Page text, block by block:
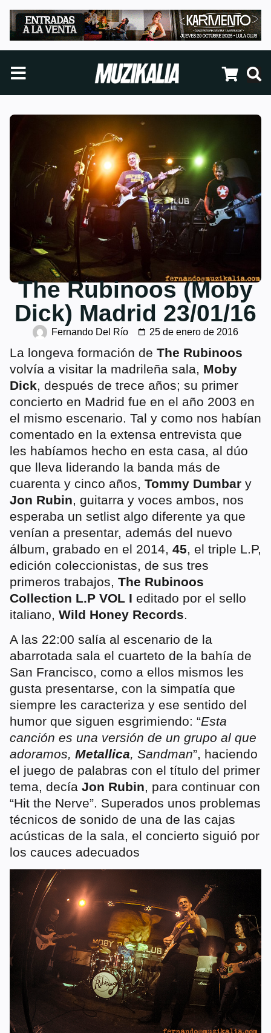
The Rubinoos (Moby
Dick) Madrid 23/01/16
Fernando Del Río 25 de enero de 2016
La longeva formación de The Rubinoos
volvía a visitar la madrileña sala, Moby
Dick, después de trece años; su primer
concierto en Madrid fue en el año 2003 en
el mismo escenario. Tal y como nos habían
comentado en la extensa entrevista que
les habíamos hecho en esta casa, al dúo
que lleva liderando la banda más de
cuarenta y cinco años, Tommy Dumbar y
Jon Rubin, guitarra y voces ambos, nos
esperaba un setlist algo diferente ya que
venían a presentar, además del nuevo
álbum, grabado en el 2014, 45, el triple L.P,
edición coleccionistas, de sus tres
primeros trabajos, The Rubinoos
Collection L.P VOL I editado por el sello
italiano, Wild Honey Records.
A las 22:00 salía al escenario de la
abarrotada sala el cuarteto de la bahía de
San Francisco, como a ellos mismos les
gusta presentarse, con la simpatía que
siempre les caracteriza y ese sentido del
humor que siguen esgrimiendo: “Esta
canción es una versión de un grupo al que
adoramos, Metallica, Sandman”, haciendo
el juego de palabras con el título del primer
tema, decía Jon Rubin, para continuar con
“Hit the Nerve”. Superados unos problemas
técnicos de sonido de una de las cajas
acústicas de la sala, el concierto siguió por
los cauces adecuados